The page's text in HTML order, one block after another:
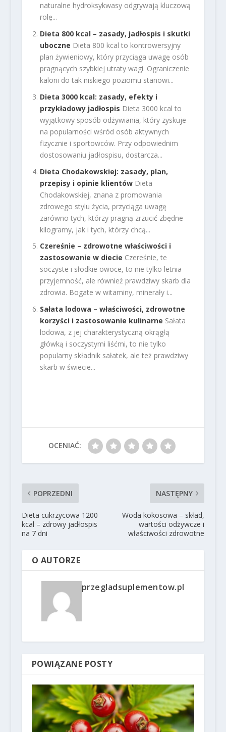
naturalne hydroksykwasy odgrywają kluczową
rolę...
Dieta 800 kcal – zasady, jadłospis i skutki
uboczne Dieta 800 kcal to kontrowersyjny
plan żywieniowy, który przyciąga uwagę osób
pragnących szybkiej utraty wagi. Ograniczenie
kalorii do tak niskiego poziomu stanowi...
Dieta 3000 kcal: zasady, efekty i
przykładowy jadłospis Dieta 3000 kcal to
wyjątkowy sposób odżywiania, który zyskuje
na popularności wśród osób aktywnych
fizycznie i sportowców. Przy odpowiednim
dostosowaniu jadłospisu, dostarcza...
Dieta Chodakowskiej: zasady, plan,
przepisy i opinie klientów Dieta
Chodakowskiej, znana z promowania
zdrowego stylu życia, przyciąga uwagę
zarówno tych, którzy pragną zrzucić zbędne
kilogramy, jak i tych, którzy chcą...
Czereśnie – zdrowotne właściwości i
zastosowanie w diecie Czereśnie, te
soczyste i słodkie owoce, to nie tylko letnia
przyjemność, ale również prawdziwy skarb dla
zdrowia. Bogate w witaminy, minerały i...
Sałata lodowa – właściwości, zdrowotne
korzyści i zastosowanie kulinarne Sałata
lodowa, z jej charakterystyczną okrągłą
główką i soczystymi liśćmi, to nie tylko
popularny składnik sałatek, ale też prawdziwy
skarb w świecie...
OCENIAĆ:
POPRZEDNI
Dieta cukrzycowa 1200
kcal – zdrowy jadłospis
na 7 dni
NASTĘPNY
Woda kokosowa – skład,
wartości odżywcze i
właściwości zdrowotne
O AUTORZE
przegladsuplementow.pl
POWIĄZANE POSTY